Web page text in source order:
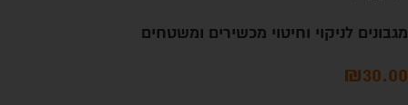
מגבונים לניקוי וחיטוי מכשירים ומשטחים
₪30.00